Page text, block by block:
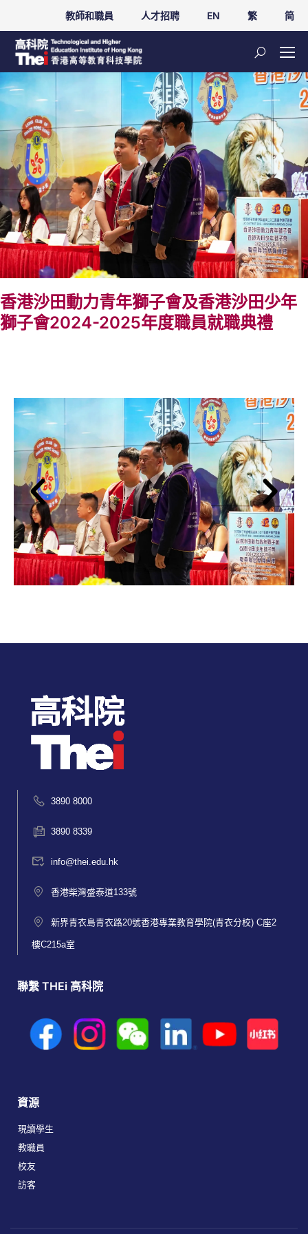
教師和職員 人才招聘 EN 繁 简
香港沙田動力青年獅子會及香港沙田少年
獅子會2024-2025年度職員就職典禮
3890 8000
3890 8339
info@thei.edu.hk
香港柴灣盛泰道133號
新界青衣島青衣路20號香港專業教育學院(青衣分校) C座2
樓C215a室
聯繫 THEi 高科院
資源
現讀學生
教職員
校友
訪客